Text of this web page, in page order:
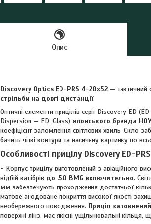
Опис
Discovery Optics ED-PRS 4-20x52 — тактичний
стрільби на довгі дистанції.
Оптичні елементи прицілів серії Discovery ED
Dispersion — ED-Glass) японського бренда
коефіцієнт заломлення світлових хвиль. Скло
бачить чіткі контури та насичену картинку по
Особливості прицілу Discovery ED-
- Корпус прицілу виготовлений з авіаційного
відбій калібрів до .50 BMG включительно.
мм забезпечують проходження достатньої
матове анодоване покриття високої якості
необережного поводження. Приціл
поверхні лінз, має якісні ущільнювальні